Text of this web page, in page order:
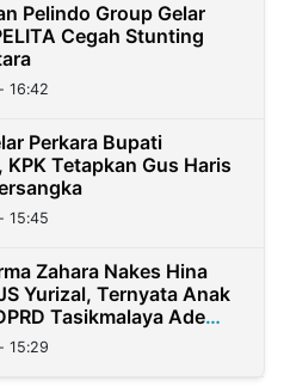
Pelindo Group Gelar
Cegah Stunting
16:42
Perkara Bupati
KPK Tetapkan Gus Haris
15:45
Zahara Nakes Hina
Yurizal, Ternyata Anak
Tasikmalaya Ade
15:29